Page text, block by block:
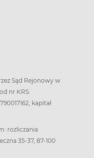
Sąd Rejonowy w
nr KRS:
kapitał
rozliczania
35-37, 87-100